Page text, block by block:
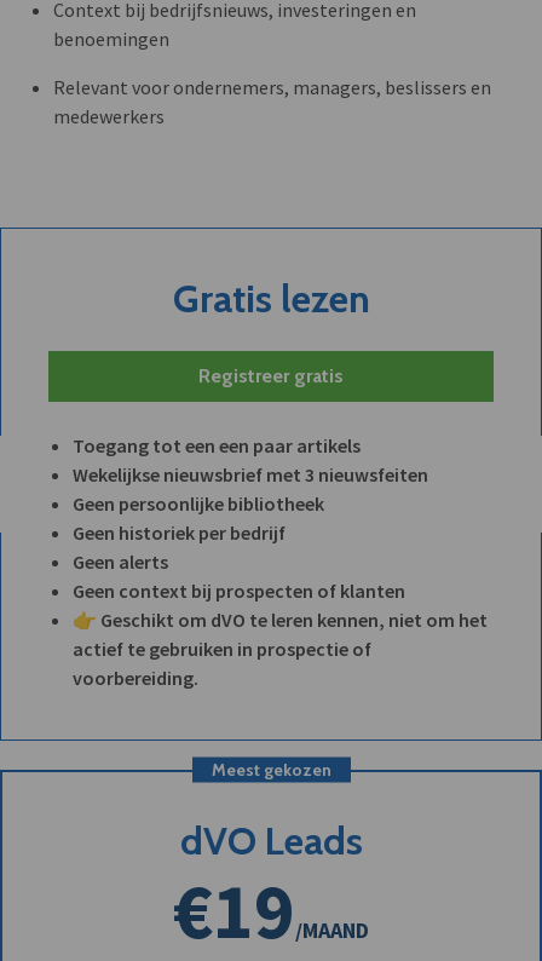
Context bij bedrijfsnieuws, investeringen en
benoemingen
Relevant voor ondernemers, managers, beslissers en
medewerkers
Gratis lezen
Registreer gratis
Toegang tot een een paar artikels
Wekelijkse nieuwsbrief met 3 nieuwsfeiten
Geen persoonlijke bibliotheek
Geen historiek per bedrijf
Geen alerts
Geen context bij prospecten of klanten
👉 Geschikt om dVO te leren kennen, niet om het
actief te gebruiken in prospectie of
voorbereiding.
Meest gekozen
dVO Leads
€19/MAAND